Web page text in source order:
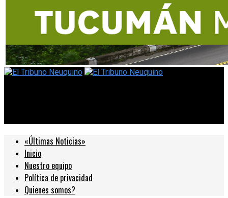
«Últimas Noticias»
Inicio
Nuestro equipo
Política de privacidad
Quienes somos?